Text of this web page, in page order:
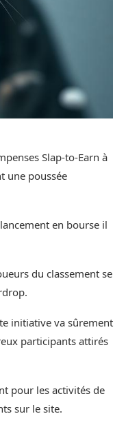
Slap-to-Earn à
une poussée
en bourse il
du classement se
initiative va sûrement
participants attirés
pour les activités de
sur le site.